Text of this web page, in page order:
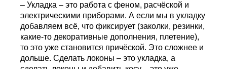
– Укладка – это работа с феном, расчёской и
электрическими приборами. А если мы в укладку
добавляем всё, что фиксирует (заколки, резинки,
какие-то декоративные дополнения, плетение),
то это уже становится причёской. Это сложнее и
дольше. Сделать локоны – это укладка, а